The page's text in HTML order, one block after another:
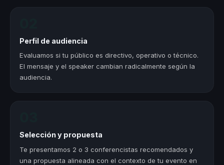
Perfil de audiencia
Evaluamos si tu público es directivo, operativo o técnico.
El mensaje y el speaker cambian radicalmente según la
audiencia.
Selección y propuesta
Te presentamos 2 o 3 conferencistas recomendados y
una propuesta alineada con el contexto de tu evento en